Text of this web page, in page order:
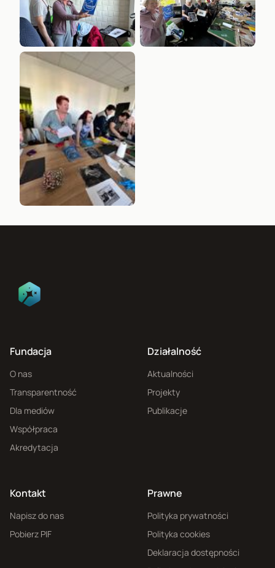
Fundacja
O nas
Transparentność
Dla mediów
Współpraca
Akredytacja
Działalność
Aktualności
Projekty
Publikacje
Kontakt
Napisz do nas
Pobierz PIF
Prawne
Polityka prywatności
Polityka cookies
Deklaracja dostępności